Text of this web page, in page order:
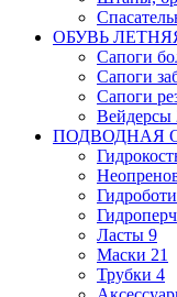
ОБУВЬ
Сапоги
Сапоги
Сапоги
Вейдерсы
ПОДВОДНАЯ
Ласты 9
Маски 21
Трубки 4